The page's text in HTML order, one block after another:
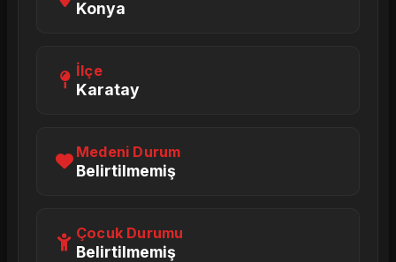
Konya
İlçe
Karatay
Medeni Durum
Belirtilmemiş
Çocuk Durumu
Belirtilmemiş